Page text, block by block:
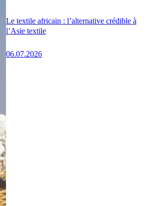
Le textile africain : l’alternative crédible à
l’Asie textile
06.07.2026